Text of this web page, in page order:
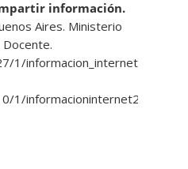
información.
Aires. Ministerio
Docente.
1/informacion_internet.pdf
1/informacioninternet2.pdf.